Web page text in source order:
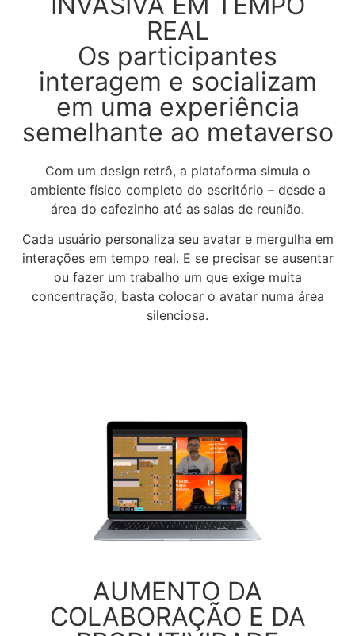
REAL
Os participantes
interagem e socializam
em uma experiência
semelhante ao metaverso
Com um design retrô, a plataforma simula o
ambiente físico completo do escritório – desde a
área do cafezinho até as salas de reunião.
Cada usuário personaliza seu avatar e mergulha em
interações em tempo real. E se precisar se ausentar
ou fazer um trabalho um que exige muita
concentração, basta colocar o avatar numa área
silenciosa.
AUMENTO DA
COLABORAÇÃO E DA